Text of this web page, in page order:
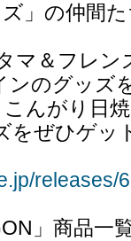
」の仲間
マ＆フレン
ンのグッズ
んがり日
をぜひゲッ
releases/
」商品一